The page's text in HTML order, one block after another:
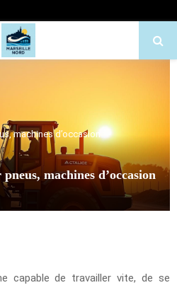
machines d’occasion
machines d’occasion
capable de travailler vite, de se